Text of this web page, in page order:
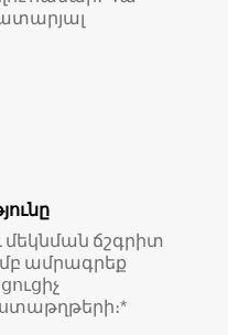
ճշգրիտ
ամրագրեք